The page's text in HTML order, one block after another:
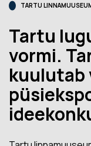
TARTU
Tartu
vormi.
kuulutab